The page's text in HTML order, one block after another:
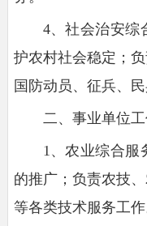
4、社会治安综
护农村社会稳定；
国防动员、征兵、
二、事业单位
1、农业综合服
的推广；负责农技
等各类技术服务工